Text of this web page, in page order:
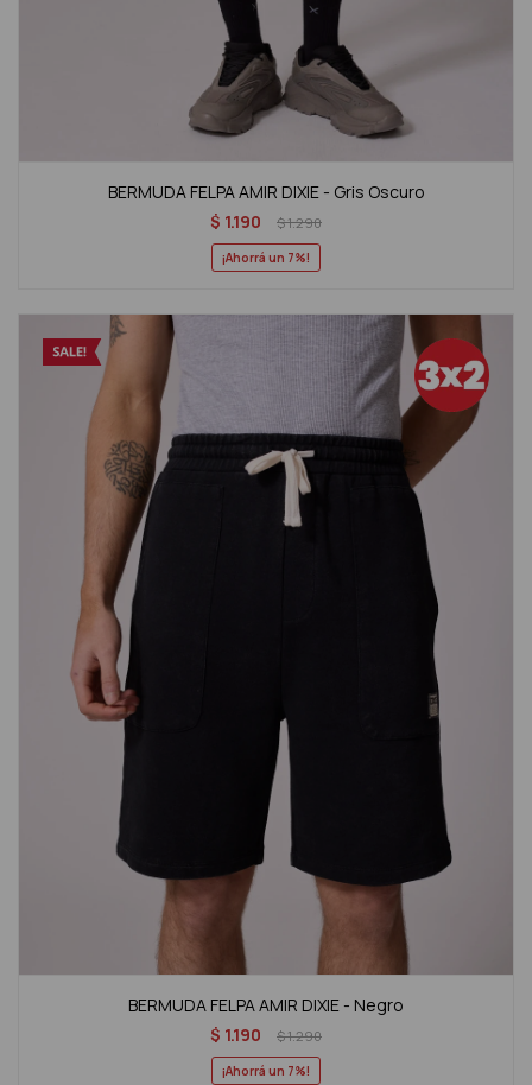
BERMUDA FELPA AMIR DIXIE - Gris Oscuro
$ 1.190 $1.290
7
BERMUDA FELPA AMIR DIXIE - Negro
$ 1.190 $1.290
7